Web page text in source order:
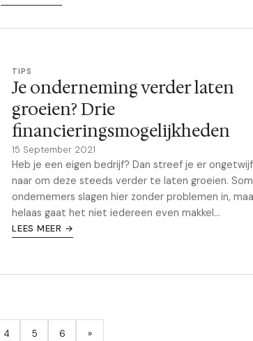
TIPS
Je onderneming verder laten
groeien? Drie
financieringsmogelijkheden
15 September 2021
Heb je een eigen bedrijf? Dan streef je er
naar om deze steeds verder te laten groeien.
ondernemers slagen hier zonder problemen in,
helaas gaat het niet iedereen even makkel...
LEES MEER →
4 5 6 »